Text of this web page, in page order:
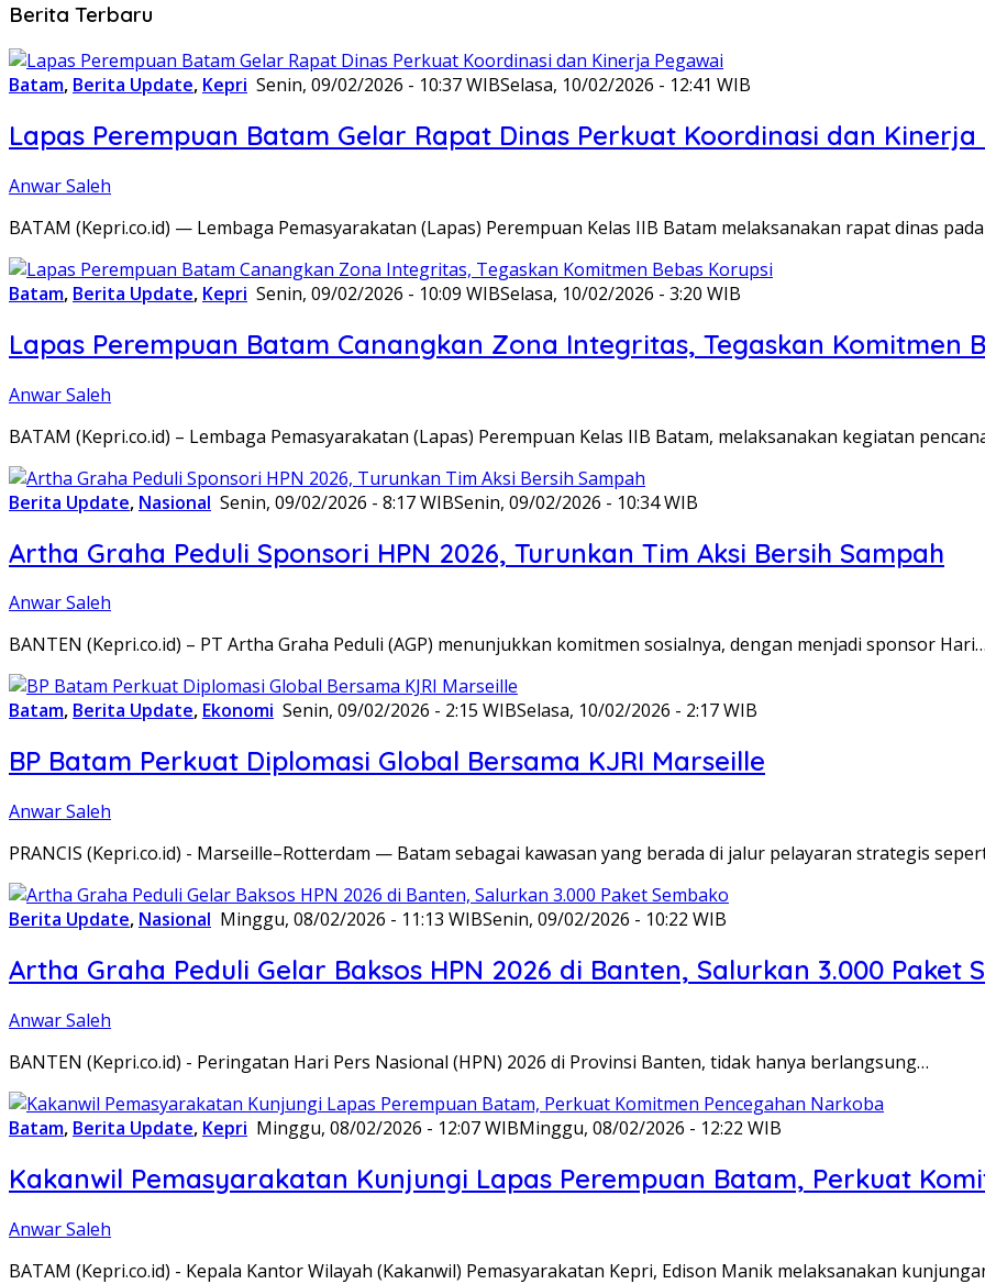
Berita Terbaru
Batam, Berita Update, Kepri Senin, 09/02/2026 - 10:37 WIBSelasa, 10/02/2026 - 12:41 WIB
Lapas Perempuan Batam Gelar Rapat Dinas Perkuat Koordinasi dan Kinerja
Anwar Saleh
BATAM (Kepri.co.id) — Lembaga Pemasyarakatan (Lapas) Perempuan Kelas IIB Batam melaksanakan rapat dinas
Batam, Berita Update, Kepri Senin, 09/02/2026 - 10:09 WIBSelasa, 10/02/2026 - 3:20 WIB
Lapas Perempuan Batam Canangkan Zona Integritas, Tegaskan Komitmen
Anwar Saleh
BATAM (Kepri.co.id) – Lembaga Pemasyarakatan (Lapas) Perempuan Kelas IIB Batam, melaksanakan kegiatan
Berita Update, Nasional Senin, 09/02/2026 - 8:17 WIBSenin, 09/02/2026 - 10:34 WIB
Artha Graha Peduli Sponsori HPN 2026, Turunkan Tim Aksi Bersih Sampah
Anwar Saleh
BANTEN (Kepri.co.id) – PT Artha Graha Peduli (AGP) menunjukkan komitmen sosialnya, dengan menjadi sponsor Hari…
Batam, Berita Update, Ekonomi Senin, 09/02/2026 - 2:15 WIBSelasa, 10/02/2026 - 2:17 WIB
BP Batam Perkuat Diplomasi Global Bersama KJRI Marseille
Anwar Saleh
PRANCIS (Kepri.co.id) - Marseille–Rotterdam — Batam sebagai kawasan yang berada di jalur pelayaran strategis
Berita Update, Nasional Minggu, 08/02/2026 - 11:13 WIBSenin, 09/02/2026 - 10:22 WIB
Artha Graha Peduli Gelar Baksos HPN 2026 di Banten, Salurkan 3.000 Paket
Anwar Saleh
BANTEN (Kepri.co.id) - Peringatan Hari Pers Nasional (HPN) 2026 di Provinsi Banten, tidak hanya berlangsung…
Batam, Berita Update, Kepri Minggu, 08/02/2026 - 12:07 WIBMinggu, 08/02/2026 - 12:22 WIB
Kakanwil Pemasyarakatan Kunjungi Lapas Perempuan Batam, Perkuat
Anwar Saleh
BATAM (Kepri.co.id) - Kepala Kantor Wilayah (Kakanwil) Pemasyarakatan Kepri, Edison Manik melaksanakan